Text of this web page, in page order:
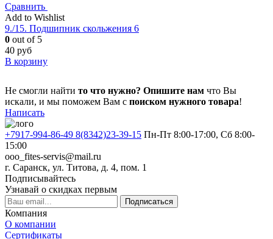
Сравнить
Add to Wishlist
9./15. Подшипник скольжения 6
0 out of 5
40 руб
В корзину
Не смогли найти то что нужно? Опишите нам что Вы
искали, и мы поможем Вам с поиском нужного товара!
Написать
+7917-994-86-49 8(8342)23-39-15 Пн-Пт 8:00-17:00, Сб 8:00-
15:00
ooo_fites-servis@mail.ru
г. Саранск, ул. Титова, д. 4, пом. 1
Подписывайтесь
Узнавай о скидках первым
Подписаться
Компания
О компании
Сертификаты